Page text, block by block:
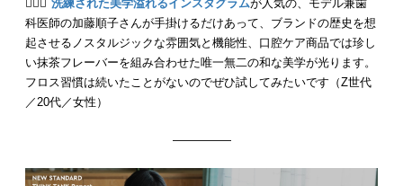
💁🏻‍♀️ 洗練された美学溢れるインスタグラムが人気の、モデル兼歯
科医師の加藤順子さんが手掛けるだけあって、ブランドの歴史を想
起させるノスタルジックな雰囲気と機能性、口腔ケア商品では珍し
い抹茶フレーバーを組み合わせた唯一無二の和な美学が光ります。
フロス習慣は続いたことがないのでぜひ試してみたいです（Z世代
／20代／女性）
—————